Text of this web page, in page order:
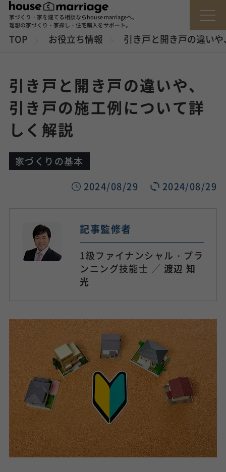
家づくり・家を建てる相談ならhouse marriageへ。
理想の家づくり・家探し・住宅購入をサポート。
TOP お役立ち情報 引き戸と開き戸の違い
引き戸と開き戸の違いや、
引き戸の施工例について詳
しく解説
家づくりの基本
2024/08/29
2024/08/29
記事監修者
1級ファイナンシャル・プラ
ンニング技能士 ／ 渡辺 知
光